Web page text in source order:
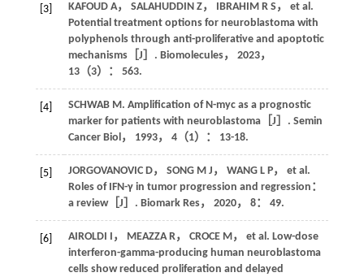
[3] KAFOUD A， SALAHUDDIN Z， IBRAHIM R S ， et al.
Potential treatment options for neuroblastoma with
polyphenols through anti-proliferative and apoptotic
mechanisms［J］. Biomolecules， 2023，
13（3）： 563.
[4] SCHWAB M. Amplification of N-myc as a prognostic
marker for patients with neuroblastoma［J］. Semin
Cancer Biol， 1993， 4（1）： 13-18.
[5] JORGOVANOVIC D， SONG M J ， WANG L P， et al.
Roles of IFN-γ in tumor progression and regression：
a review［J］. Biomark Res， 2020， 8： 49.
[6] AIROLDI I ， MEAZZA R， CROCE M， et al. Low-dose
interferon-gamma-producing human neuroblastoma
cells show reduced proliferation and delayed